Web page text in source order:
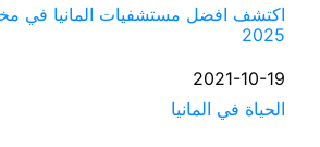
اكتشف افضل مستشفيات المانيا في
2025
التاريخ
2021-10-19
في ما يتعلق بما يأتي
الحياة في المانيا